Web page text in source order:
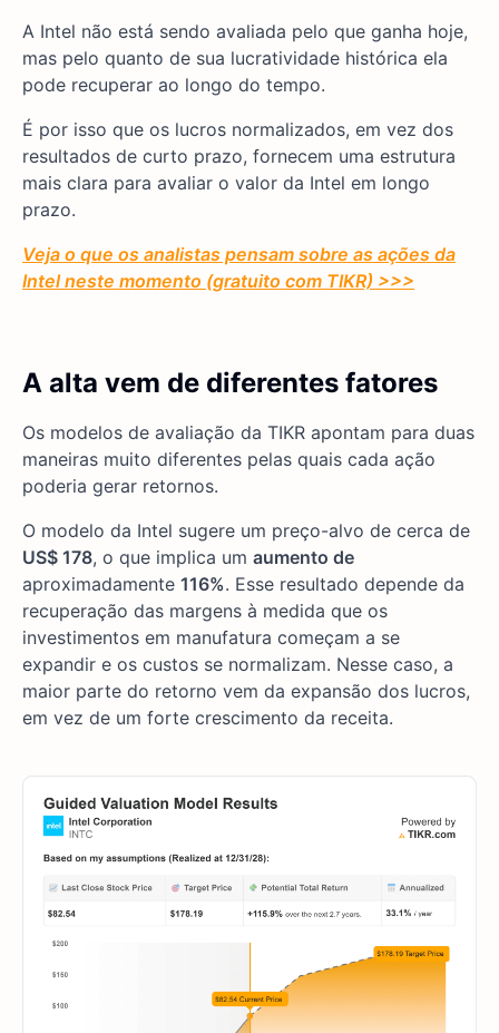
A Intel não está sendo avaliada pelo que ganha hoje,
mas pelo quanto de sua lucratividade histórica ela
pode recuperar ao longo do tempo.
É por isso que os lucros normalizados, em vez dos
resultados de curto prazo, fornecem uma estrutura
mais clara para avaliar o valor da Intel em longo
prazo.
Veja o que os analistas pensam sobre as ações da
Intel neste momento (gratuito com TIKR) >>>
A alta vem de diferentes fatores
Os modelos de avaliação da TIKR apontam para duas
maneiras muito diferentes pelas quais cada ação
poderia gerar retornos.
O modelo da Intel sugere um preço-alvo de cerca de
US$ 178, o que implica um aumento de
aproximadamente 116%. Esse resultado depende da
recuperação das margens à medida que os
investimentos em manufatura começam a se
expandir e os custos se normalizam. Nesse caso, a
maior parte do retorno vem da expansão dos lucros,
em vez de um forte crescimento da receita.